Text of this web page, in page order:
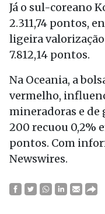
Já o sul-coreano
2.311,74 pontos,
ligeira
7.812,14 pontos.
Na Oceania, a
vermelho,
mineradoras e de
200 recuou 0,2%
pontos. Com
Newswires.